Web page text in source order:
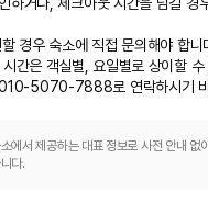
경우 숙소에 직접 문의해야 합니
간은 객실별, 요일별로 상이할 수
5070-7888로 연락하시기
에서 제공하는 대표 정보로 사전 안내 없
다.